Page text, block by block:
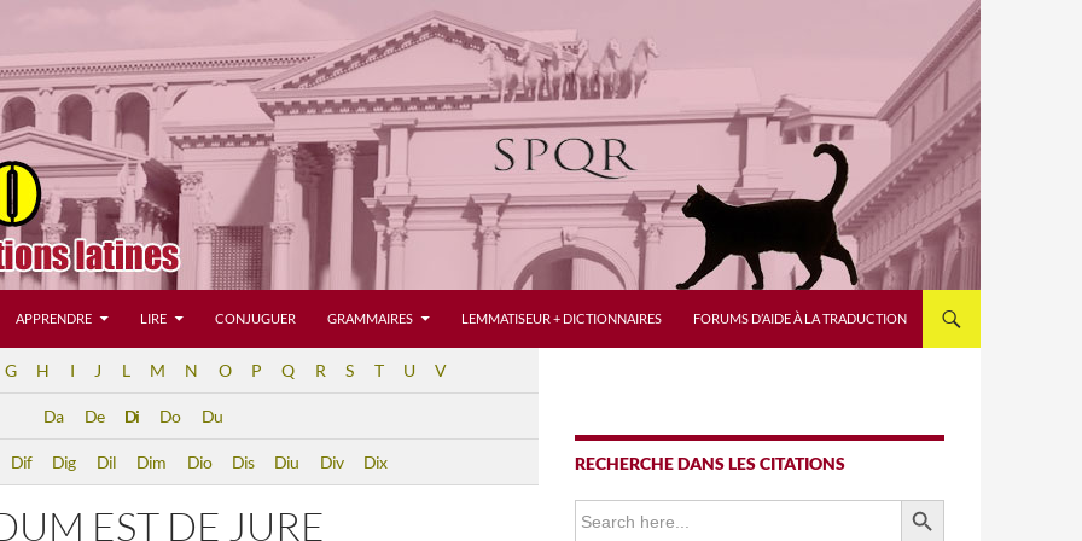
APPRENDRE LIRE CONJUGUER GRAMMAIRES LEMMATISEUR + DICTIONNAIRES FORUMS D’AIDE À LA TRADUCTION
G H I J L M N O P Q R S T U V
Da De Di Do Du
Dif Dig Dil Dim Dio Dis Diu Div Dix
EST DE JURE
RECHERCHE DANS LES CITATIONS
Search
for:
SEARCH BUTTON